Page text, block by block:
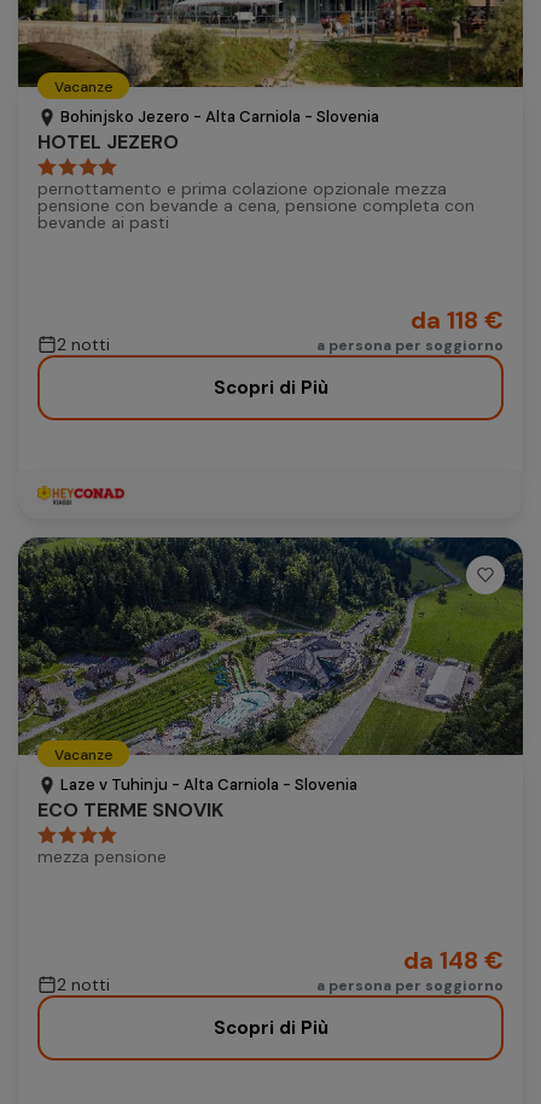
Vacanze
Bohinjsko Jezero - Alta Carniola - Slovenia
HOTEL JEZERO
pernottamento e prima colazione opzionale mezza
pensione con bevande a cena, pensione completa con
bevande ai pasti
2 notti
da 118 €
a persona per soggiorno
Scopri di Più
Vacanze
Laze v Tuhinju - Alta Carniola - Slovenia
ECO TERME SNOVIK
mezza pensione
2 notti
da 148 €
a persona per soggiorno
Scopri di Più